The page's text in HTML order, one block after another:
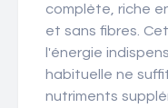
complète, riche
et sans fibres.
l'énergie
habituelle ne
nutriments